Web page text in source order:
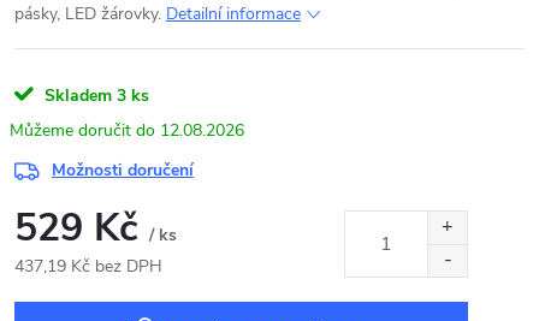
pásky, LED žárovky. Detailní informace
Skladem 3 ks
12.08.2026
Možnosti doručení
529 Kč / ks
437,19 Kč bez DPH